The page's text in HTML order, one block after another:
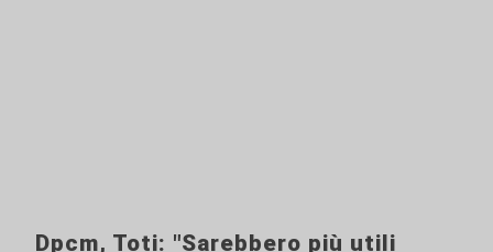
Dpcm, Toti: "Sarebbero più utili